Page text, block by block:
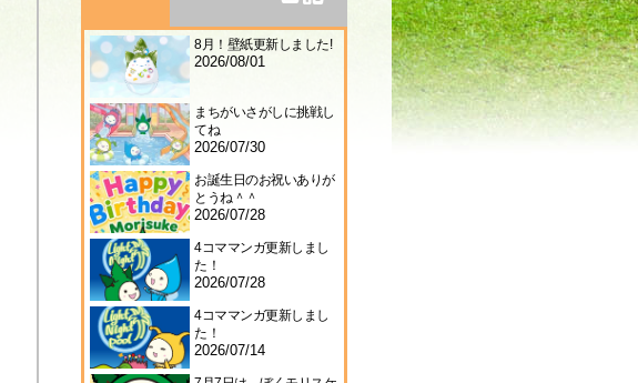
8月！壁紙更新しました!
2026/08/01
まちがいさがしに挑戦し
てね
2026/07/30
お誕生日のお祝いありが
とうね＾＾
2026/07/28
4コママンガ更新しまし
た！
2026/07/28
4コママンガ更新しまし
た！
2026/07/14